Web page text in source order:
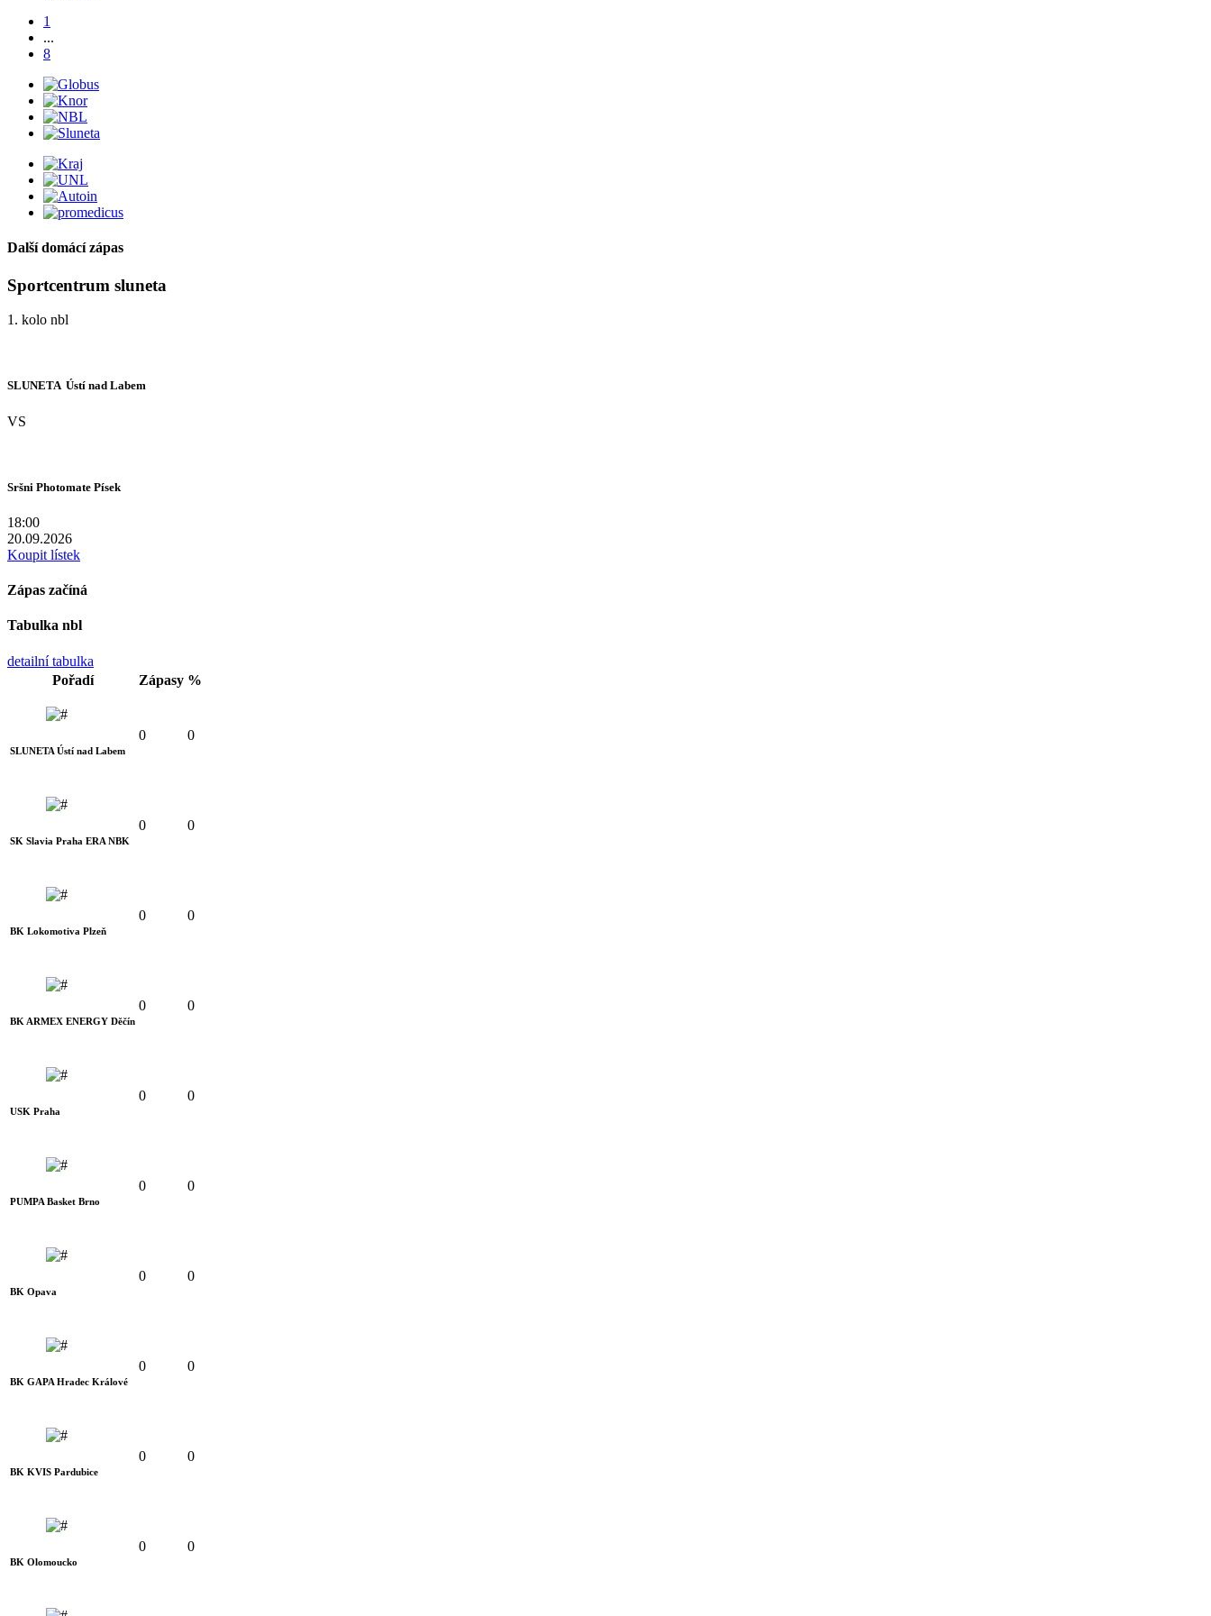
1
...
8
Další domácí zápas
Sportcentrum sluneta
1. kolo nbl
SLUNETA  Ústí nad Labem
VS
Sršni Photomate Písek
18:00
20.09.2026
Koupit lístek
Zápas začíná
Tabulka nbl
detailní tabulka
Pořadí
Zápasy %
SLUNETA Ústí nad Labem
0 0
SK Slavia Praha ERA NBK
0 0
BK Lokomotiva Plzeň
0 0
BK ARMEX ENERGY Děčín
0 0
USK Praha
0 0
PUMPA Basket Brno
0 0
BK Opava
0 0
BK GAPA Hradec Králové
0 0
BK KVIS Pardubice
0 0
BK Olomoucko
0 0